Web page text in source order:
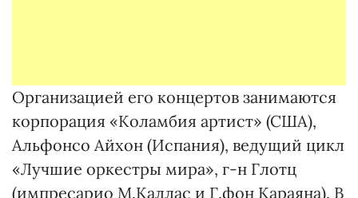
Организацией его концертов занимаются
корпорация «Коламбия артист» (США),
Альфонсо Айхон (Испания), ведущий цикл
«Лучшие оркестры мира», г-н Глотц
(импресарио М.Каллас и Г.фон Караяна). В